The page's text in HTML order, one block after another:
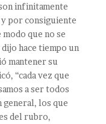
infinitamente
por consiguiente
modo que no se
hace tiempo un
mantener su
“cada vez que
a ser todos
general, los que
del rubro,